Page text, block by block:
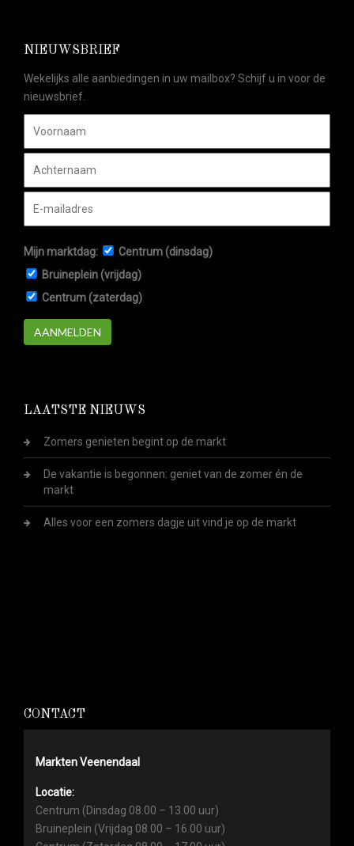
NIEUWSBRIEF
Wekelijks alle aanbiedingen in uw mailbox? Schijf u in voor de
nieuwsbrief.
Mijn marktdag:
Centrum (dinsdag)
Bruineplein (vrijdag)
Centrum (zaterdag)
AANMELDEN
LAATSTE NIEUWS
Zomers genieten begint op de markt
De vakantie is begonnen: geniet van de zomer én de
markt
Alles voor een zomers dagje uit vind je op de markt
CONTACT
Markten Veenendaal
Locatie:
Centrum (Dinsdag 08.00 – 13.00 uur)
Bruineplein (Vrijdag 08.00 – 16.00 uur)